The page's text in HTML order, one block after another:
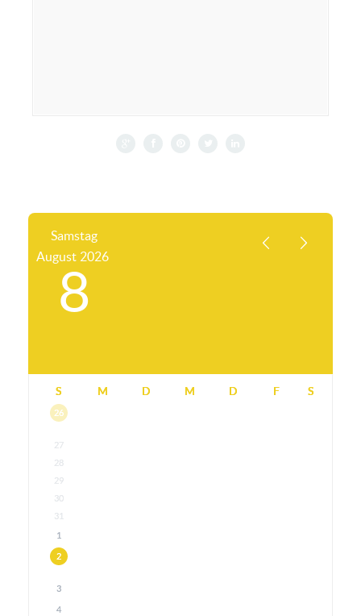
Samstag
August 2026
8
S M D M D F S
26
27
28
29
30
31
1
2
3
4